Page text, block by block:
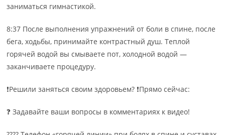
заниматься гимнастикой.
8:37 После выполнения упражнений от боли в спине, после
бега, ходьбы, принимайте контрастный душ. Теплой
горячей водой вы смываете пот, холодной водой —
заканчиваете процедуру.
❗Решили заняться своим здоровьем? ❗Прямо сейчас:
❓ Задавайте ваши вопросы в комментариях к видео!